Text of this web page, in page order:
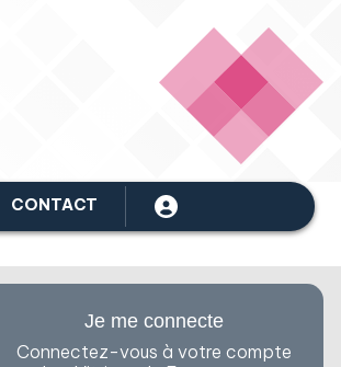
CONTACT
Je me connecte
Connectez-vous à votre compte